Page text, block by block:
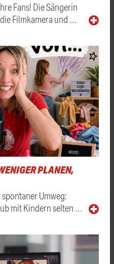
Fans! Die Sängerin
Filmkamera und …
PLANEN,
Umweg:
mit Kindern selten …